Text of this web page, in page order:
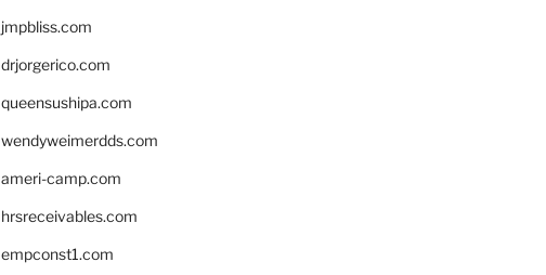
jmpbliss.com
drjorgerico.com
queensushipa.com
wendyweimerdds.com
ameri-camp.com
hrsreceivables.com
empconst1.com